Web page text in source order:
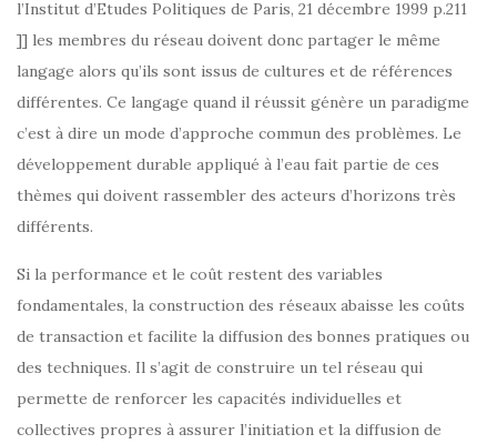
l’Institut d’Etudes Politiques de Paris, 21 décembre 1999 p.211
]] les membres du réseau doivent donc partager le même
langage alors qu’ils sont issus de cultures et de références
différentes. Ce langage quand il réussit génère un paradigme
c’est à dire un mode d’approche commun des problèmes. Le
développement durable appliqué à l’eau fait partie de ces
thèmes qui doivent rassembler des acteurs d’horizons très
différents.
Si la performance et le coût restent des variables
fondamentales, la construction des réseaux abaisse les coûts
de transaction et facilite la diffusion des bonnes pratiques ou
des techniques. Il s’agit de construire un tel réseau qui
permette de renforcer les capacités individuelles et
collectives propres à assurer l’initiation et la diffusion de